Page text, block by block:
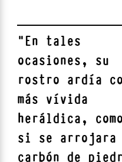
"En tales
ocasiones, su
rostro ardía
más vívida
heráldica, como
si se arrojara
carbón de